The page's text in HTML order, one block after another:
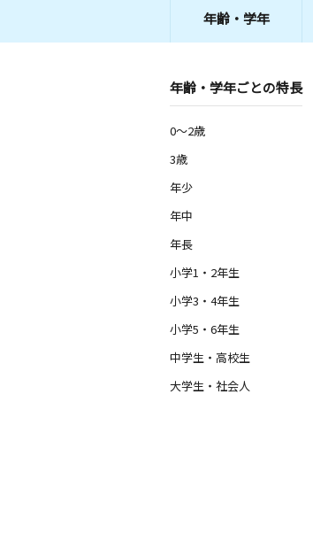
年齢・学年
年齢・学年ごとの特長
0～2歳
3歳
年少
年中
年長
小学1・2年生
小学3・4年生
小学5・6年生
中学生・高校生
大学生・社会人